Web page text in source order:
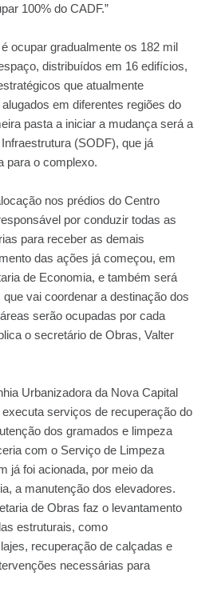
100% do CADF.”
ocupar gradualmente os 182 mil
distribuídos em 16 edifícios,
que atualmente
em diferentes regiões do
pasta a iniciar a mudança será a
(SODF), que já
para o complexo.
nos prédios do Centro
por conduzir todas as
para receber as demais
das ações já começou, em
de Economia, e também será
vai coordenar a destinação dos
serão ocupadas por cada
o secretário de Obras, Valter
Urbanizadora da Nova Capital
serviços de recuperação do
dos gramados e limpeza
com o Serviço de Limpeza
já foi acionada, por meio da
a manutenção dos elevadores.
de Obras faz o levantamento
estruturais, como
recuperação de calçadas e
necessárias para